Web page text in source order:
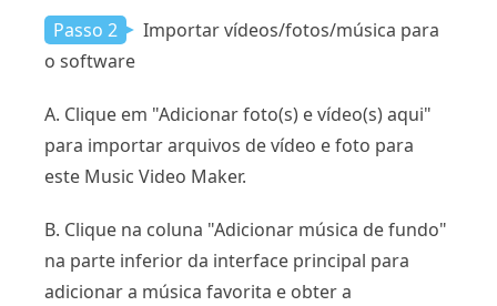
Passo 2
Importar vídeos/fotos/música para
o software
A. Clique em "Adicionar foto(s) e vídeo(s) aqui"
para importar arquivos de vídeo e foto para
este Music Video Maker.
B. Clique na coluna "Adicionar música de fundo"
na parte inferior da interface principal para
adicionar a música favorita e obter a